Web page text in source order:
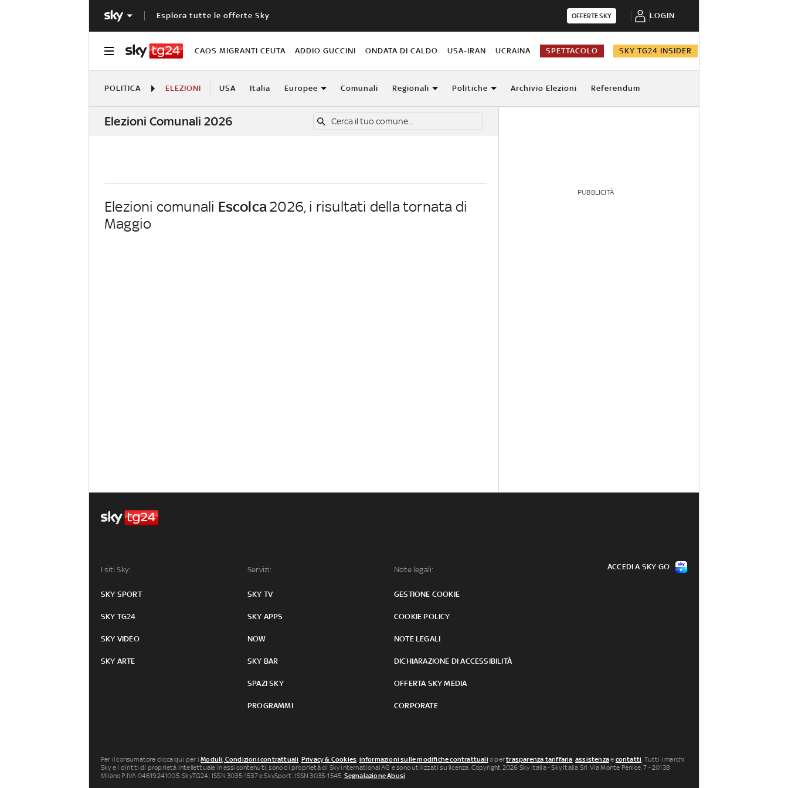
Esplora tutte le offerte Sky OFFERTE SKY LOGIN
CAOS MIGRANTI CEUTA ADDIO GUCCINI ONDATA DI CALDO USA-IRAN UCRAINA SPETTACOLO SKY TG24 INSIDER
POLITICA ELEZIONI USA Italia Europee Comunali Regionali Politiche Archivio Elezioni Referendum
Elezioni Comunali 2026
Elezioni comunali Escolca2026, i risultati della tornata di
Maggio
PUBBLICITÀ
I siti Sky:
SKY SPORT
SKY TG24
SKY VIDEO
SKY ARTE
Servizi:
SKY TV
SKY APPS
NOW
SKY BAR
SPAZI SKY
PROGRAMMI
Note legali:
GESTIONE COOKIE
COOKIE POLICY
NOTE LEGALI
DICHIARAZIONE DI ACCESSIBILITÀ
OFFERTA SKY MEDIA
CORPORATE
ACCEDI A SKY GO
Per il consumatore clicca qui per iModuli, Condizioni contrattuali, Privacy & Cookies, informazioni sulle modifiche contrattuali o pertrasparenza tariffaria,assistenzae contatti. Tutti i marchi
Sky e i diritti di proprietà intellettuale in essi contenuti, sono di proprietà di Sky international AG e sono utilizzati su licenza. Copyright 2026 Sky Italia - Sky Italia Srl Via Monte Penice, 7 - 20138
Milano P.IVA 04619241005. SkyTG24: ISSN 3035-1537 e SkySport: ISSN 3035-1545. Segnalazione Abusi